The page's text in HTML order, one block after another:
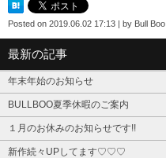
Posted on 2019.06.02 17:13 | by Bull Boo
最新の記事
年末年始のお知らせ
BULLBOO夏季休暇のご案内
１月のお休みのお知らせです!!
新作続々UPしてます♡♡♡